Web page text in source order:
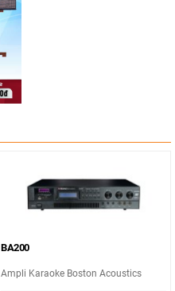
BA200
Ampli Karaoke Boston Acoustics